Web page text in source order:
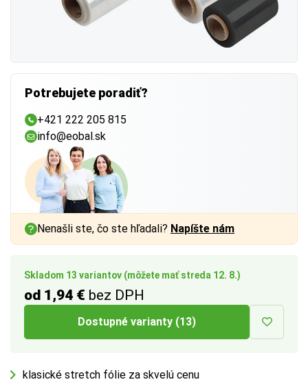
Skladom 13 variantov (môžete mať streda 12. 8.)
od 1,94 € bez DPH
Dostupné varianty (13)
klasické stretch fólie za skvelú cenu
Potrebujete poradiť?
+421 222 205 815
info@eobal.sk
Nenašli ste, čo ste hľadali? Napíšte nám